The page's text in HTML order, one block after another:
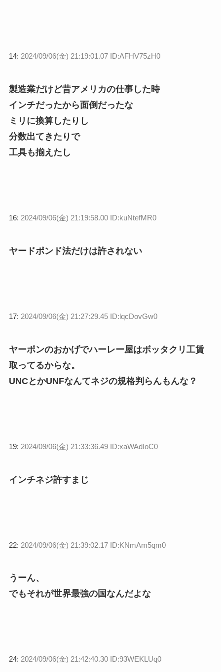
14: 2024/09/06(金) 21:19:01.07 ID:AFHV75zH0
製造業だけど昔アメリカの仕事した時
インチだったから面倒だったな
ミリに換算したりし
分数出てきたりで
工具も揃えたし
16: 2024/09/06(金) 21:19:58.00 ID:kuNtefMR0
ヤードポンド法だけは許されない
17: 2024/09/06(金) 21:27:29.45 ID:lqcDovGw0
ヤーポンのおかげでハーレー屋はボッタクリ工賃
取ってるからな。
UNCとかUNFなんてネジの規格判らんもんな？
19: 2024/09/06(金) 21:33:36.49 ID:xaWAdIoC0
インチネジ許すまじ
22: 2024/09/06(金) 21:39:02.17 ID:KNmAm5qm0
うーん、
でもそれが世界最強の国なんだよな
24: 2024/09/06(金) 21:42:40.30 ID:93WEKLUq0